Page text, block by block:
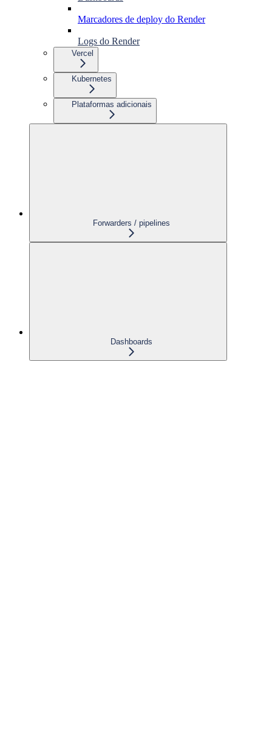
Marcadores de deploy do Render
Logs do Render
Vercel
Kubernetes
Plataformas adicionais
Forwarders / pipelines
Dashboards